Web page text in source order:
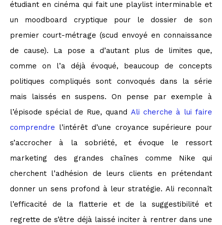
étudiant en cinéma qui fait une playlist interminable et
un moodboard cryptique pour le dossier de son
premier court-métrage (scud envoyé en connaissance
de cause). La pose a d’autant plus de limites que,
comme on l’a déjà évoqué, beaucoup de concepts
politiques compliqués sont convoqués dans la série
mais laissés en suspens. On pense par exemple à
l’épisode spécial de Rue, quand Ali cherche à lui faire
comprendre l’intérêt d’une croyance supérieure pour
s’accrocher à la sobriété, et évoque le ressort
marketing des grandes chaînes comme Nike qui
cherchent l’adhésion de leurs clients en prétendant
donner un sens profond à leur stratégie. Ali reconnaît
l’efficacité de la flatterie et de la suggestibilité et
regrette de s’être déjà laissé inciter à rentrer dans une